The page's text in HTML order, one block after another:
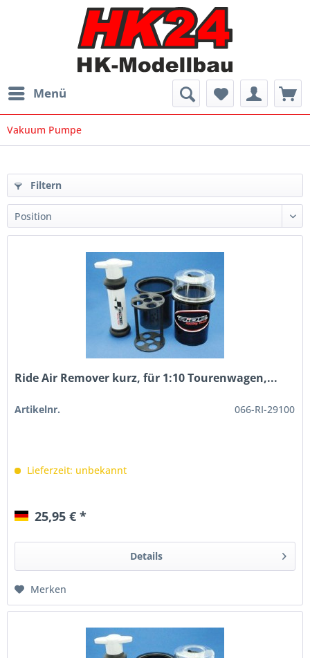
Menü
Vakuum Pumpe
Filtern
Ride Air Remover kurz, für 1:10 Tourenwagen,...
Artikelnr. 066-RI-29100
Lieferzeit: unbekannt
25,95 € *
Details
Merken